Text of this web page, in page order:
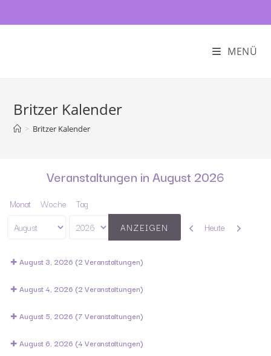
MENÜ
Britzer Kalender
> Britzer Kalender
Veranstaltungen in August 2026
Monat Woche Tag
Monat
Jahr
Zurück
Heute Weiter
August 3, 2026 (2 Veranstaltungen)
August 4, 2026 (2 Veranstaltungen)
August 5, 2026 (7 Veranstaltungen)
August 6, 2026 (4 Veranstaltungen)